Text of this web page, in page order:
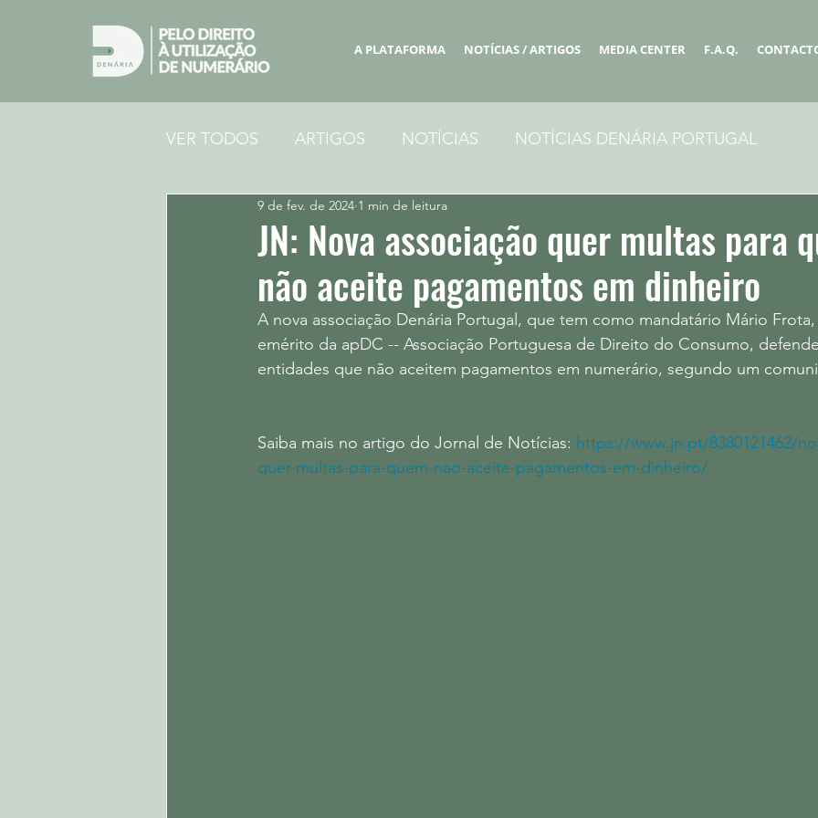
A PLATAFORMA NOTÍCIAS / ARTIGOS MEDIA CENTER F.A.Q.
VER TODOS ARTIGOS NOTÍCIAS NOTÍCIAS DENÁRIA PORTUGAL
JN: Nova associação quer multas para
não aceite pagamentos em dinheiro
9 de fev. de 2024 1 min de leitura
A nova associação Denária Portugal, que tem como mandatário Mário
emérito da apDC -- Associação Portuguesa de Direito do Consumo,
entidades que não aceitem pagamentos em numerário, segundo um
Saiba mais no artigo do Jornal de Notícias: https://www.jn.pt/8380121462/
quer-multas-para-quem-nao-aceite-pagamentos-em-dinheiro/